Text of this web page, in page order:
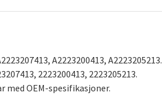
A2223200413, A2223205213.
2223200413, 2223205213.
OEM-spesifikasjoner.